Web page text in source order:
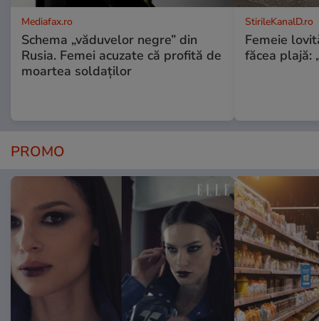
Mediafax.ro
Schema „văduvelor negre” din
Rusia. Femei acuzate că profită de
moartea soldaților
StirileKanalD.ro
Femeie
făcea plajă:
PROMO